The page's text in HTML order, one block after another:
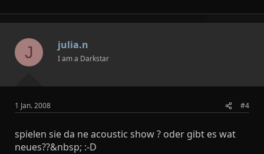
J julia.n
I am a Darkstar
1 Jan. 2008 #4
spielen sie da ne acoustic show ? oder gibt es wat
neues??&nbsp; :-D